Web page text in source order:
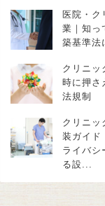
医院・ク
業｜知っ
築基準法
クリニッ
時に押さ
法規制
クリニッ
装ガイド
ライバシ
る設...